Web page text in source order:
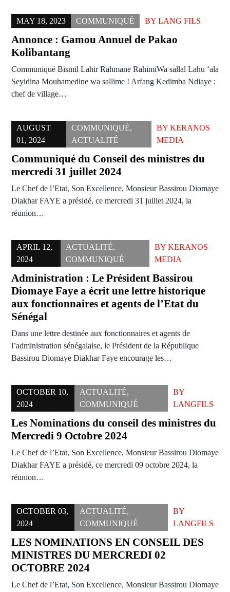
MAY 18, 2023 COMMUNIQUÉ BY LANG FILS
Annonce : Gamou Annuel de Pakao
Kolibantang
Communiqué Bismil Lahir Rahmane RahimiWa sallal Lahu ‘ala
Seyidina Mouhamedine wa sallime ! Arfang Kedimba Ndiaye :
chef de village…
AUGUST
01, 2024
COMMUNIQUÉ,
ACTUALITÉ
BYKERANOS
MEDIA
Communiqué du Conseil des ministres du
mercredi 31 juillet 2024
Le Chef de l’Etat, Son Excellence, Monsieur Bassirou Diomaye
Diakhar FAYE a présidé, ce mercredi 31 juillet 2024, la
réunion…
APRIL 12,
2024
ACTUALITÉ,
COMMUNIQUÉ
BY KERANOS
MEDIA
Administration : Le Président Bassirou
Diomaye Faye a écrit une lettre historique
aux fonctionnaires et agents de l’Etat du
Sénégal
Dans une lettre destinée aux fonctionnaires et agents de
l’administration sénégalaise, le Président de la République
Bassirou Diomaye Diakhar Faye encourage les…
OCTOBER 10,
2024
ACTUALITÉ,
COMMUNIQUÉ
BY
LANGFILS
Les Nominations du conseil des ministres du
Mercredi 9 Octobre 2024
Le Chef de l’Etat, Son Excellence, Monsieur Bassirou Diomaye
Diakhar FAYE a présidé, ce mercredi 09 octobre 2024, la
réunion…
OCTOBER 03,
2024
ACTUALITÉ,
COMMUNIQUÉ
BY
LANGFILS
LES NOMINATIONS EN CONSEIL DES
MINISTRES DU MERCREDI 02
OCTOBRE 2024
Le Chef de l’Etat, Son Excellence, Monsieur Bassirou Diomaye